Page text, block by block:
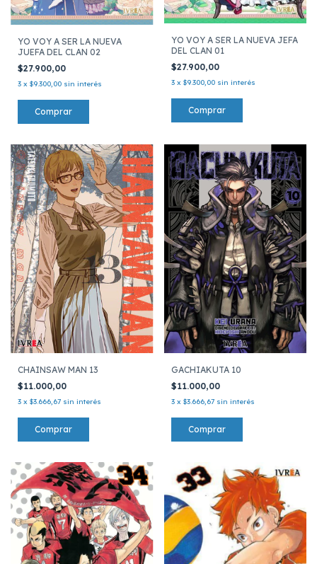
YO VOY A SER LA NUEVA
JUEFA DEL CLAN 02
$27.900,00
3 x $9.300,00 sin interés
YO VOY A SER LA NUEVA JEFA
DEL CLAN 01
$27.900,00
3 x $9.300,00 sin interés
CHAINSAW MAN 13
$11.000,00
3 x $3.666,67 sin interés
GACHIAKUTA 10
$11.000,00
3 x $3.666,67 sin interés